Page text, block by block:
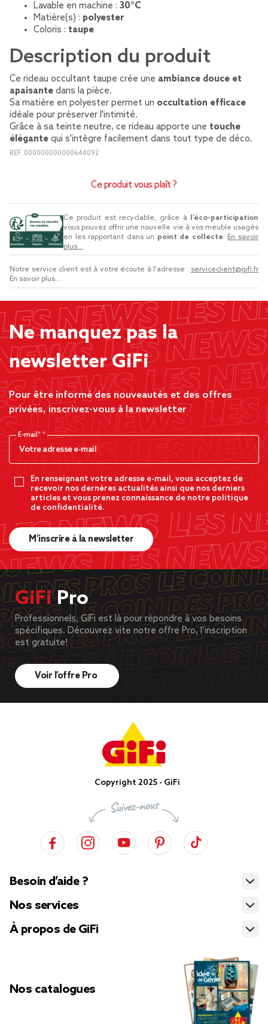
Lavable en machine : 30°C
Matière(s) : polyester
Coloris : taupe
Description du produit
Ce rideau occultant taupe crée une ambiance douce et
apaisante dans la pièce.
Sa matière en polyester permet un occultation efficace
idéale pour préserver l'intimité.
Grâce à sa teinte neutre, ce rideau apporte une touche
élégante qui s'intègre facilement dans tout type de déco.
REF. 000000000000644092
Ce produit vous plaît ?
Ce produit est recyclable, grâce à
l’éco-participation
vous pouvez offrir une nouvelle vie à vos meuble usagés
en les rapportant dans un point de collecte. En savoir
plus....
Notre service client est à votre écoute à l'adresse : serviceclient@gifi.fr
En savoir plus...
Ne manquez pas la
newsletter GiFi
Pour être informé des nouveautés et des offres
privées, inscrivez-vous à la newsletter
E-mail*
En renseignant votre adresse e-mail, vous acceptez de
recevoir nos dernères actualités ainsi que nos derniers
articles et vous prenez connaissance de notre politique
de confidentialité.
M’inscrire à la newsletter
GiFiPro
Professionnels, GiFi est là pour répondre à vos besoins
spécifiques. Découvrez vite notre offre Pro, l’inscription
est gratuite!
Voir l’offre Pro
Copyright 2025 - GiFi
Besoin d’aide ?
Nos services
À propos de GiFi
Nos catalogues